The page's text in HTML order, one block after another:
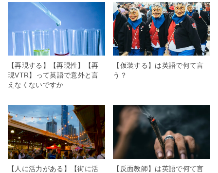
【再現する】【再現性】【再
現VTR】って英語で意外と言
えなくないですか...
【仮装する】は英語で何て言
う？
【人に活力がある】【街に活
【反面教師】は英語で何て言